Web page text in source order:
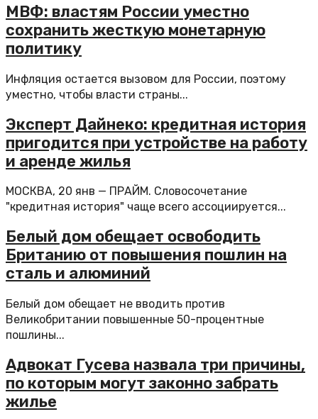
МВФ: властям России уместно
сохранить жесткую монетарную
политику
Инфляция остается вызовом для России, поэтому
уместно, чтобы власти страны...
Эксперт Дайнеко: кредитная история
пригодится при устройстве на работу
и аренде жилья
МОСКВА, 20 янв — ПРАЙМ. Словосочетание
"кредитная история" чаще всего ассоциируется...
Белый дом обещает освободить
Британию от повышения пошлин на
сталь и алюминий
Белый дом обещает не вводить против
Великобритании повышенные 50-процентные
пошлины...
Адвокат Гусева назвала три причины,
по которым могут законно забрать
жилье